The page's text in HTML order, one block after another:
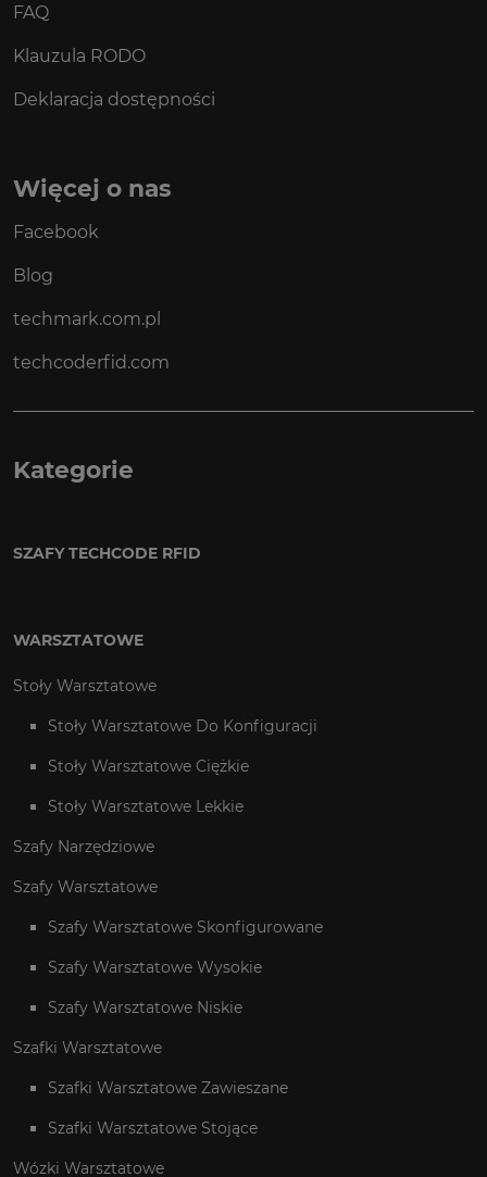
FAQ
Klauzula RODO
Deklaracja dostępności
Więcej o nas
Facebook
Blog
techmark.com.pl
techcoderfid.com
Kategorie
SZAFY TECHCODE RFID
WARSZTATOWE
Stoły Warsztatowe
Stoły Warsztatowe Do Konfiguracji
Stoły Warsztatowe Ciężkie
Stoły Warsztatowe Lekkie
Szafy Narzędziowe
Szafy Warsztatowe
Szafy Warsztatowe Skonfigurowane
Szafy Warsztatowe Wysokie
Szafy Warsztatowe Niskie
Szafki Warsztatowe
Szafki Warsztatowe Zawieszane
Szafki Warsztatowe Stojące
Wózki Warsztatowe